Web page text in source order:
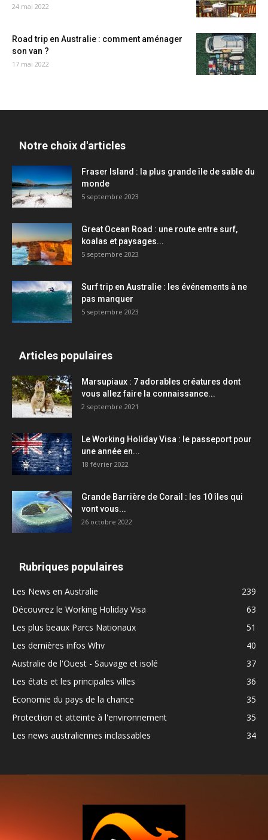
24 mai 2022
Road trip en Australie : comment aménager
son van ?
17 mai 2022
Notre choix d'articles
Fraser Island : la plus grande île de sable du
monde
5 septembre 2023
Great Ocean Road : une route entre surf,
koalas et paysages...
5 septembre 2023
Surf trip en Australie : les événements à ne
pas manquer
5 septembre 2023
Articles populaires
Marsupiaux : 7 adorables créatures dont
vous allez faire la connaissance...
2 septembre 2021
Le Working Holiday Visa : le passeport pour
une année en...
18 février 2022
Grande Barrière de Corail : les 10 îles qui
vont vous...
26 octobre 2022
Rubriques populaires
Les News en Australie
239
Découvrez le Working Holiday Visa
63
Les plus beaux Parcs Nationaux
51
Les dernières infos Whv
40
Australie de l'Ouest - Sauvage et isolé
37
Les états et les principales villes
36
Economie du pays de la chance
35
Protection et atteinte à l'environnement
35
Les news australiennes inclassables
34